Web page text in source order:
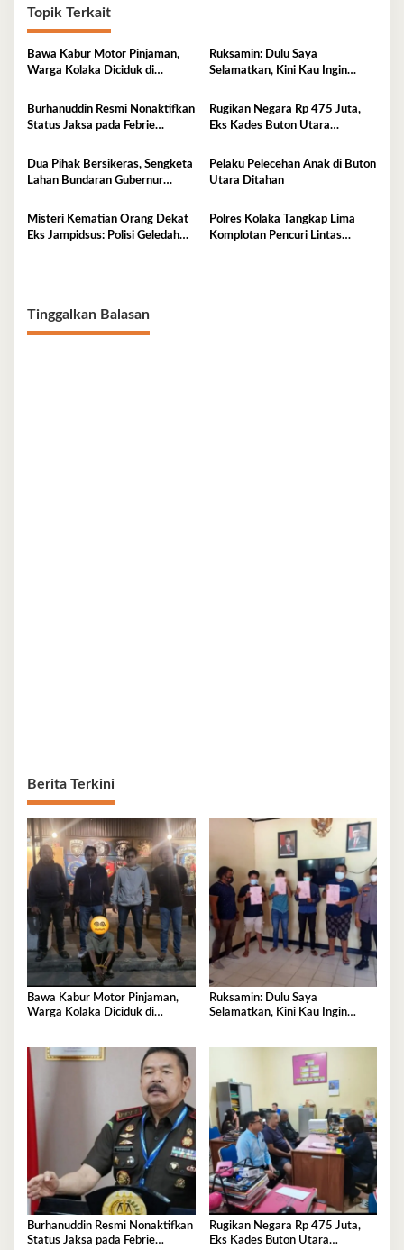
Topik Terkait
Bawa Kabur Motor Pinjaman,
Warga Kolaka Diciduk di
Ruksamin: Dulu Saya
Selamatkan, Kini Kau Ingin
Burhanuddin Resmi Nonaktifkan
Status Jaksa pada Febrie
Rugikan Negara Rp 475 Juta,
Eks Kades Buton Utara
Dua Pihak Bersikeras, Sengketa
Lahan Bundaran Gubernur
Pelaku Pelecehan Anak di Buton
Utara Ditahan
Misteri Kematian Orang Dekat
Eks Jampidsus: Polisi Geledah
Polres Kolaka Tangkap Lima
Komplotan Pencuri Lintas
Tinggalkan Balasan
Berita Terkini
Bawa Kabur Motor Pinjaman,
Warga Kolaka Diciduk di
Ruksamin: Dulu Saya
Selamatkan, Kini Kau Ingin
Burhanuddin Resmi Nonaktifkan
Status Jaksa pada Febrie
Rugikan Negara Rp 475 Juta,
Eks Kades Buton Utara